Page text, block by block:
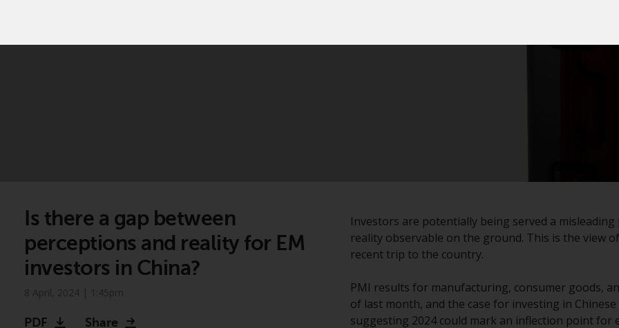
Is there a gap between
perceptions and reality for EM
investors in China?
PDF Share
Investors are potentially being served a
reality observable on the ground. This is the view
recent trip to the country.
PMI results for manufacturing, consumer goods,
of last month, and the case for investing in
suggesting 2024 could mark an inflection point for